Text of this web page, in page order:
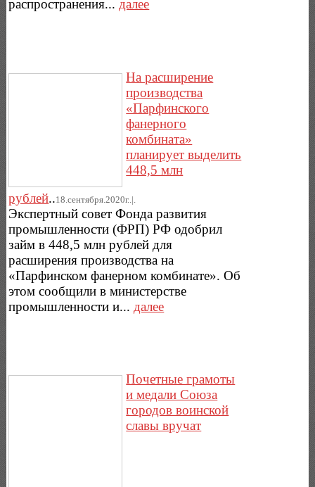
распространения...далее
На расширение
производства
«Парфинского
фанерного
комбината»
планирует выделить
448,5 млн
рублей..18.сентября.2020г..|.
Экспертный совет Фонда развития
промышленности (ФРП) РФ одобрил
займ в 448,5 млн рублей для
расширения производства на
«Парфинском фанерном комбинате». Об
этом сообщили в министерстве
промышленности и... далее
Почетные грамоты
и медали Союза
городов воинской
славы вручат